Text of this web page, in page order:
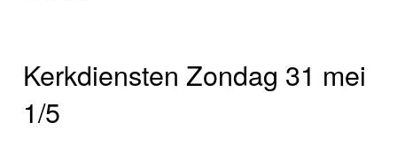
Kerkdiensten Zondag 31 mei
1/5